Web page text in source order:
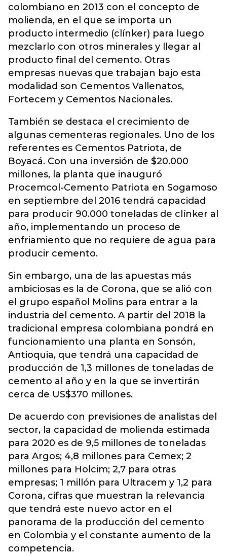
colombiano en 2013 con el concepto de
molienda, en el que se importa un
producto intermedio (clínker) para luego
mezclarlo con otros minerales y llegar al
producto final del cemento. Otras
empresas nuevas que trabajan bajo esta
modalidad son Cementos Vallenatos,
Fortecem y Cementos Nacionales.
También se destaca el crecimiento de
algunas cementeras regionales. Uno de los
referentes es Cementos Patriota, de
Boyacá. Con una inversión de $20.000
millones, la planta que inauguró
Procemcol-Cemento Patriota en Sogamoso
en septiembre del 2016 tendrá capacidad
para producir 90.000 toneladas de clínker al
año, implementando un proceso de
enfriamiento que no requiere de agua para
producir cemento.
Sin embargo, una de las apuestas más
ambiciosas es la de Corona, que se alió con
el grupo español Molins para entrar a la
industria del cemento. A partir del 2018 la
tradicional empresa colombiana pondrá en
funcionamiento una planta en Sonsón,
Antioquia, que tendrá una capacidad de
producción de 1,3 millones de toneladas de
cemento al año y en la que se invertirán
cerca de US$370 millones.
De acuerdo con previsiones de analistas del
sector, la capacidad de molienda estimada
para 2020 es de 9,5 millones de toneladas
para Argos; 4,8 millones para Cemex; 2
millones para Holcim; 2,7 para otras
empresas; 1 millón para Ultracem y 1,2 para
Corona, cifras que muestran la relevancia
que tendrá este nuevo actor en el
panorama de la producción del cemento
en Colombia y el constante aumento de la
competencia.